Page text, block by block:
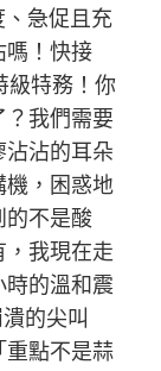
急促且充
嗎！快接
級特務！你
？我們需要
沾的耳朵
機，困惑地
的不是酸
，我現在走
時的溫和震
的尖叫
重點不是蒜